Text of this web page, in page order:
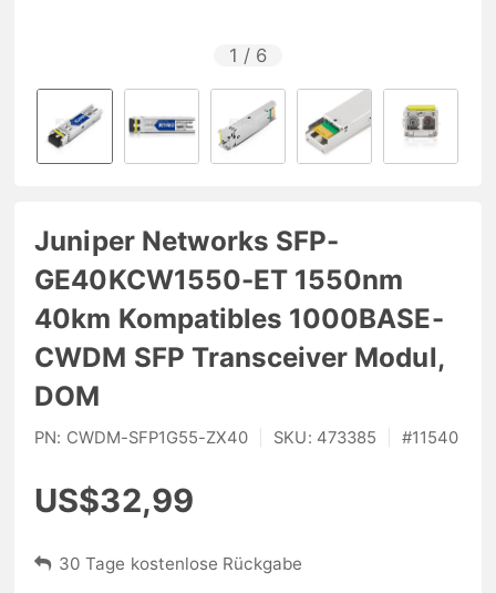
1 / 6
Juniper Networks SFP-
GE40KCW1550-ET 1550nm
40km Kompatibles 1000BASE-
CWDM SFP Transceiver Modul,
DOM
PN: CWDM-SFP1G55-ZX40 SKU: 473385 #11540
US$32,99
30 Tage kostenlose Rückgabe